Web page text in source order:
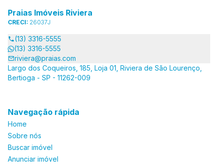
Praias Imóveis Riviera
CRECI: 26037J
(13) 3316-5555
(13) 3316-5555
riviera@praias.com
Largo dos Coqueiros, 185, Loja 01, Riviera de São Lourenço,
Bertioga - SP - 11262-009
Navegação rápida
Home
Sobre nós
Buscar imóvel
Anunciar imóvel